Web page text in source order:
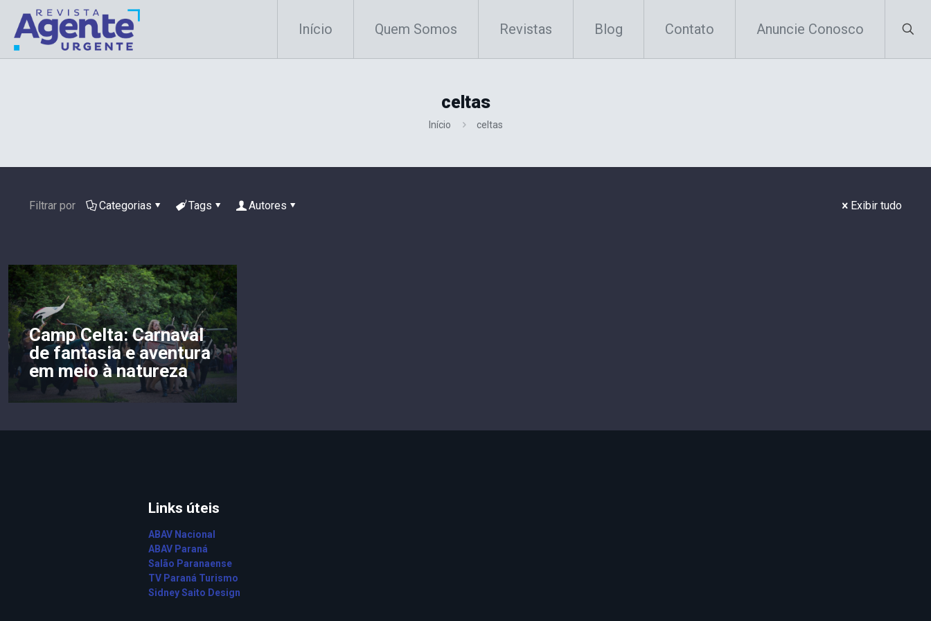
Início Quem Somos Revistas Blog Contato Anuncie Conosco
celtas
Início celtas
Filtrar por Categorias Tags Autores Exibir tudo
Camp Celta: Carnaval
de fantasia e aventura
em meio à natureza
Links úteis
ABAV Nacional
ABAV Paraná
Salão Paranaense
TV Paraná Turismo
Sidney Saito Design